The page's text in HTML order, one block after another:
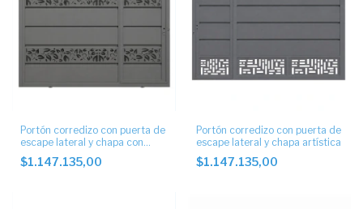
Portón corredizo con puerta de
escape lateral y chapa con
diseño
$1.147.135,00
Portón corredizo con puerta de
escape lateral y chapa artística
$1.147.135,00